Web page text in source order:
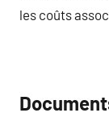
les coûts